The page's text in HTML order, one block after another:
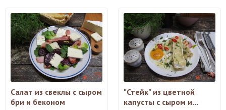
Салат из свеклы с сыром
бри и беконом
"Стейк" из цветной
капусты с сыром и...